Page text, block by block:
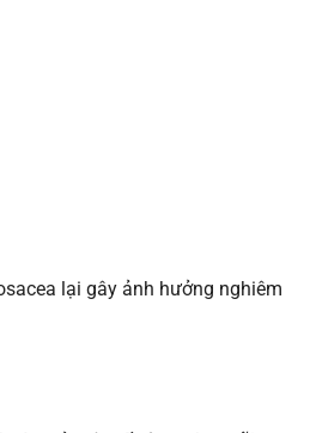
lại gây ảnh hưởng nghiêm